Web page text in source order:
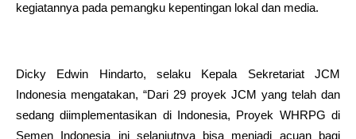
kegiatannya pada pemangku kepentingan lokal dan media.
Dicky Edwin Hindarto, selaku Kepala Sekretariat JCM
Indonesia mengatakan, “Dari 29 proyek JCM yang telah dan
sedang diimplementasikan di Indonesia, Proyek WHRPG di
Semen Indonesia ini selanjutnya bisa menjadi acuan bagi